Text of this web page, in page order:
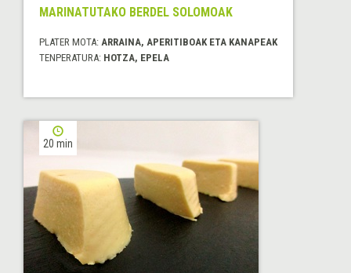
MARINATUTAKO BERDEL SOLOMOAK
PLATER MOTA: ARRAINA, APERITIBOAK ETA KANAPEAK
TENPERATURA: HOTZA, EPELA
20 min